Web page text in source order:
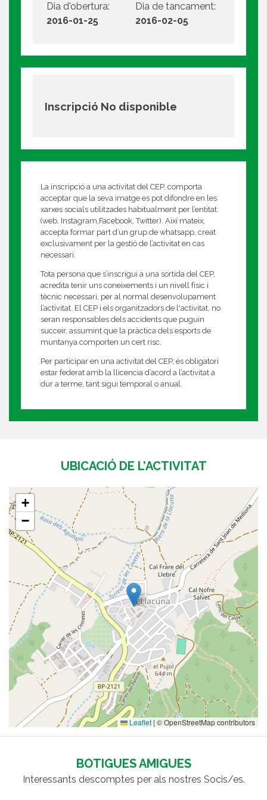
Dia d'obertura:
2016-01-25
Dia de tancament:
2016-02-05
Inscripció No disponible
La inscripció a una activitat del CEP, comporta
acceptar que la seva imatge es pot difondre en les
xarxes socials utilitzades habitualment per l’entitat.
(web, Instagram,Facebook, Twitter). Així mateix,
accepta formar part d’un grup de whatsapp, creat
exclusivament per la gestió de l’activitat en cas
necessari.
Tota persona que s’inscrigui a una sortida del CEP,
acredita tenir uns coneixements i un nivell físic i
tècnic necessari, per al normal desenvolupament
l’activitat. El CEP i els organitzadors de l'activitat, no
seran responsables dels accidents que puguin
succeir, assumint que la pràctica dels esports de
muntanya comporten un cert risc.
Per participar en una activitat del CEP, és obligatori
estar federat amb la llicencia d’acord a l’activitat a
dur a terme, tant sigui temporal o anual.
UBICACIÓ DE L’ACTIVITAT
+
−
Leaflet | © OpenStreetMap contributors
BOTIGUES AMIGUES
Interessants descomptes per als nostres Socis/es.